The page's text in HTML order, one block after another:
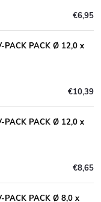
€6,95
PACK PACK Ø 12,0 x
€10,39
PACK PACK Ø 12,0 x
€8,65
PACK PACK Ø 8,0 x